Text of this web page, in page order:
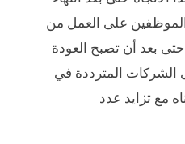
الموظفين على العمل من
بعد أن تصبح العودة
الشركات المترددة في
مع تزايد عدد